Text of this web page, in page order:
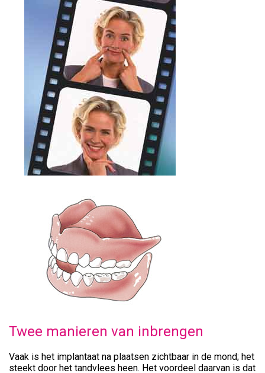
Twee manieren van inbrengen
Vaak is het implantaat na plaatsen zichtbaar in de mond; het
steekt door het tandvlees heen. Het voordeel daarvan is dat